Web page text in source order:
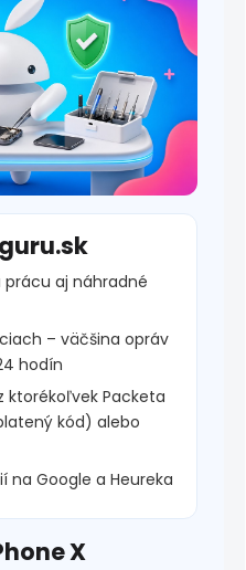
prácu aj náhradné
– väčšina opráv
hodín
ktorékoľvek Packeta
kód) alebo
na Google a Heureka
X